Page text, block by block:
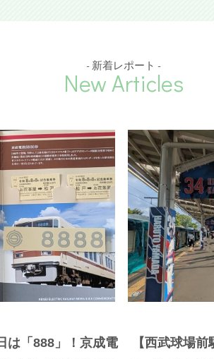
- 新着レポート -
New Articles
は「888」！京成電
【西武球場